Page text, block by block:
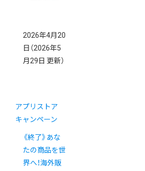
2026年4月20
日 （2026年5
月29日 更新）
アプリストア
キャンペーン
《終了》あな
たの商品を世
界へ！海外販